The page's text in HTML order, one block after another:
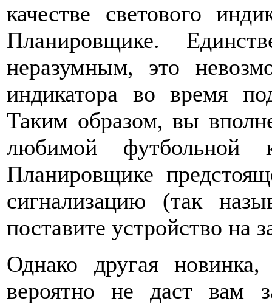
качестве светового
Планировщике.
неразумным, это
индикатора во время
Таким образом, вы
любимой футбольной
Планировщике
сигнализацию (так
поставите устройство на
Однако другая
вероятно не даст вам